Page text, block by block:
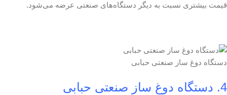
قیمت بیشتری نسبت به دیگر دستگاه‌های صنعتی عرضه می‌شود.
دستگاه دوغ ساز صنعتی حبابی
4. دستگاه دوغ ساز صنعتی حبابی